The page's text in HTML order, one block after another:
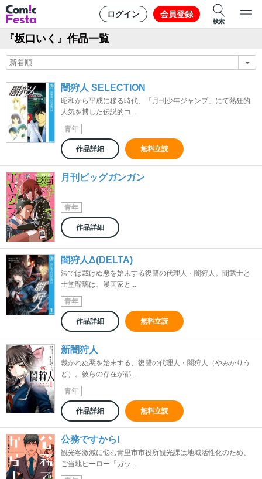
ログイン 会員登録
検索
『坂口いく』作品一覧
闇狩人 SELECTION
昭和から平成に移る時代、「月刊少年ジャンプ」にて熱狂的
人気を博した伝説的コ...
青年
作品詳細 無料立読
月刊ビッグガンガン
青年
作品詳細
闇狩人Δ(DELTA)
法では裁けぬ悪を始末する復讐の代理人・闇狩人。間武士と
士堂瑠璃は、漫画家と...
青年
作品詳細 無料立読
新闇狩人
裁かれぬ悪を始末する、復讐の代理人・闇狩人（やみかりう
ど）。彼らの存在が都...
青年
作品詳細 無料立読
公務ですから!
観光客激減に悩む青里市市役所観光課は地域活性化のため、
ご当地ヒーロー「ガッ...